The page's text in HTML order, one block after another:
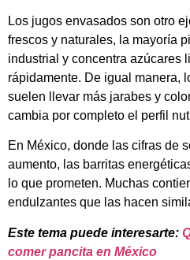
Los jugos envasados son otro
frescos y naturales, la mayoría
industrial y concentra azúcares
rápidamente. De igual manera,
suelen llevar más jarabes y
cambia por completo el perfil
En México, donde las cifras de
aumento, las barritas
lo que prometen. Muchas
endulzantes que las hacen
Este tema puede interesarte:
comer pancita en México